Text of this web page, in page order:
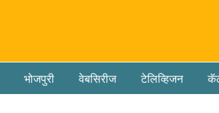
भोजपुरी वेबसिरीज टेलिव्हिजन